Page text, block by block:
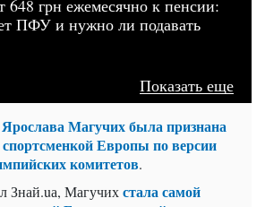
648 грн ежемесячно к пенсии:
ПФУ и нужно ли подавать
Показать еще
Ярослава Магучих была признана
Европы по версии
комитетов.
Знай.uа, Магучихстала самой